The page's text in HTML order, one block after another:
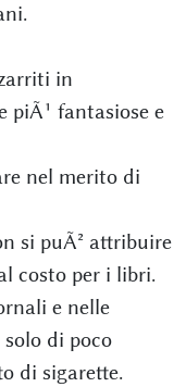
in
piÃ¹ fantasiose e
nel merito di
si puÃ² attribuire
costo per i libri.
e nelle
di poco
di sigarette.